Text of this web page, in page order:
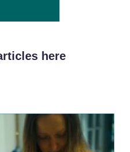
here